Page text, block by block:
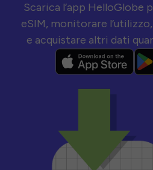
Scarica l’app HelloGlobe
eSIM, monitorare
e acquistare altri dati